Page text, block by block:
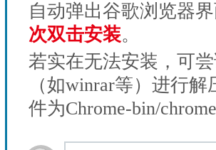
自动弹出谷歌浏览器
次双击安装。
若实在无法安装，可
（如winrar等）进行
件为Chrome-bin/